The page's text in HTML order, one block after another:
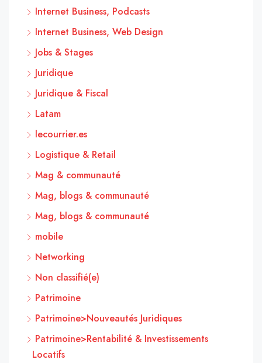
Internet Business, Podcasts
Internet Business, Web Design
Jobs & Stages
Juridique
Juridique & Fiscal
Latam
lecourrier.es
Logistique & Retail
Mag & communauté
Mag, blogs & communauté
Mag, blogs & communauté
mobile
Networking
Non classifié(e)
Patrimoine
Patrimoine>Nouveautés Juridiques
Patrimoine>Rentabilité & Investissements
Locatifs